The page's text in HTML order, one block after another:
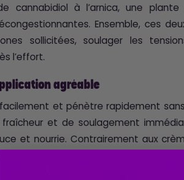
cannabidiol à l’arnica, une plante
Ensemble, ces
sollicitées, soulager les
l’effort.
agréable
et pénètre rapidement
et de soulagement
et nourrie. Contrairement aux
moment de la journée, même